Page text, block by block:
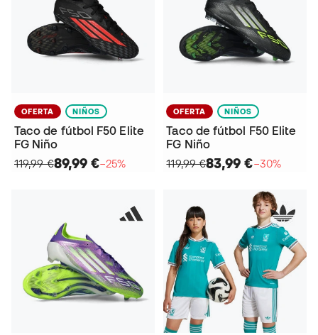
OFERTA NIÑOS
Taco de fútbol F50 Elite
FG Niño
119,99 €89,99 €−25%
OFERTA NIÑOS
Taco de fútbol F50 Elite
FG Niño
119,99 €83,99 €−30%